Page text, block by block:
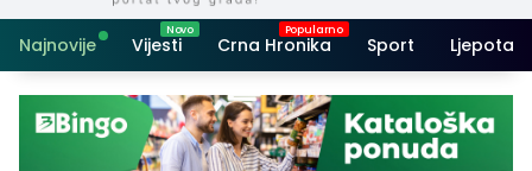
Najnovije Vijesti Crna Hronika Sport Ljepota i